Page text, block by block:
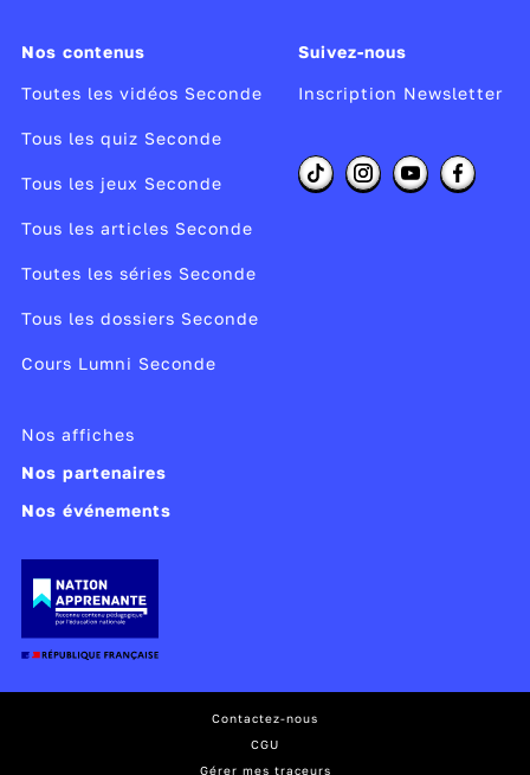
Nos contenus
Toutes les vidéos Seconde
Tous les quiz Seconde
Tous les jeux Seconde
Tous les articles Seconde
Toutes les séries Seconde
Tous les dossiers Seconde
Cours Lumni Seconde
Suivez-nous
Inscription Newsletter
Nos affiches
Nos partenaires
Nos événements
Contactez-nous
CGU
Gérer mes traceurs